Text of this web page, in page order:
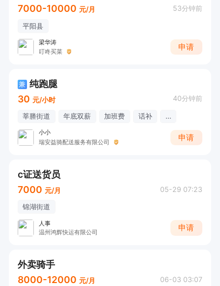
7000-10000 元/月 53分钟前
平阳县
梁华涛
叮咚买菜
申请
兼 纯跑腿
30 元/小时 40分钟前
莘塍街道 年底双薪 加班费 话补 ...
小小
瑞安益骑配送服务有限公司
申请
c证送货员
7000 元/月 05-29 07:23
锦湖街道
人事
温州鸿辉快运有限公司
申请
外卖骑手
8000-12000 元/月 06-03 03:07